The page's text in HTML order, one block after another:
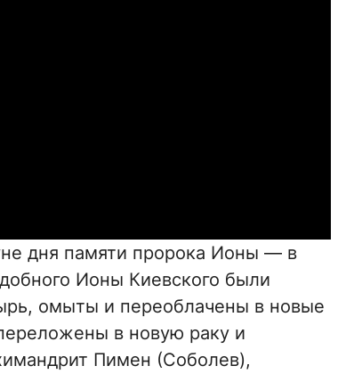
дня памяти пророка Ионы — в
Ионы Киевского были
омыты и переоблачены в новые
в новую раку и
Пимен (Соболев),